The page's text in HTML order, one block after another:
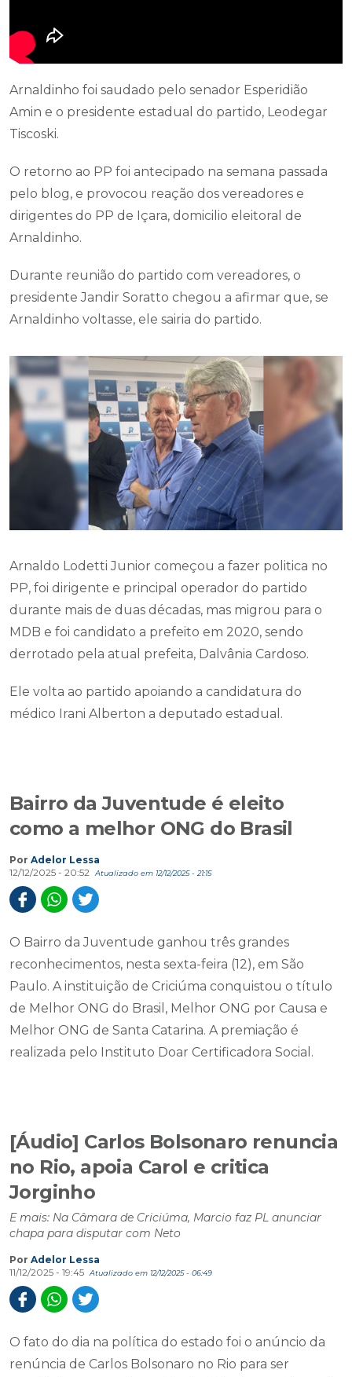
Arnaldinho foi saudado pelo senador Esperidião
Amin e o presidente estadual do partido, Leodegar
Tiscoski.
O retorno ao PP foi antecipado na semana passada
pelo blog, e provocou reação dos vereadores e
dirigentes do PP de Içara, domicilio eleitoral de
Arnaldinho.
Durante reunião do partido com vereadores, o
presidente Jandir Soratto chegou a afirmar que, se
Arnaldinho voltasse, ele sairia do partido.
Arnaldo Lodetti Junior começou a fazer politica no
PP, foi dirigente e principal operador do partido
durante mais de duas décadas, mas migrou para o
MDB e foi candidato a prefeito em 2020, sendo
derrotado pela atual prefeita, Dalvânia Cardoso.
Ele volta ao partido apoiando a candidatura do
médico Irani Alberton a deputado estadual.
Bairro da Juventude é eleito
como a melhor ONG do Brasil
Por Adelor Lessa
12/12/2025 - 20:52
Atualizado em 12/12/2025 - 21:15
O Bairro da Juventude ganhou três grandes
reconhecimentos, nesta sexta-feira (12), em São
Paulo. A instituição de Criciúma conquistou o título
de Melhor ONG do Brasil, Melhor ONG por Causa e
Melhor ONG de Santa Catarina. A premiação é
realizada pelo Instituto Doar Certificadora Social.
[Áudio] Carlos Bolsonaro renuncia
no Rio, apoia Carol e critica
Jorginho
E mais: Na Câmara de Criciúma, Marcio faz PL anunciar
chapa para disputar com Neto
Por Adelor Lessa
11/12/2025 - 19:45
Atualizado em 12/12/2025 - 06:49
O fato do dia na política do estado foi o anúncio da
renúncia de Carlos Bolsonaro no Rio para ser